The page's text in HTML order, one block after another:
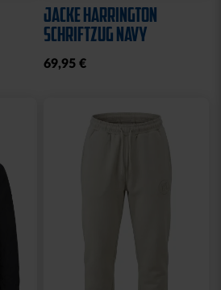
JACKE HARRINGTON
SCHRIFTZUG NAVY
69,95 €